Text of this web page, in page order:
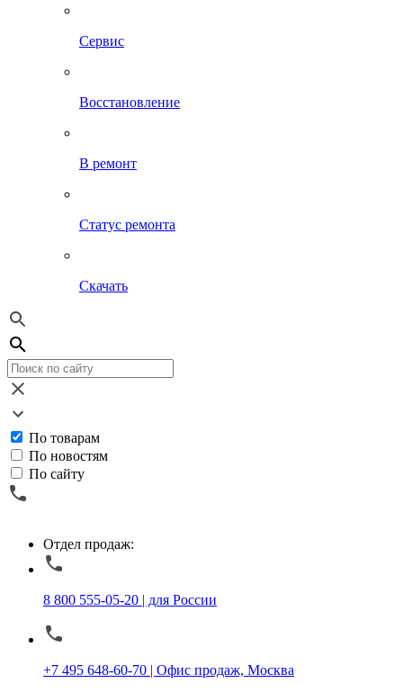
Сервис
Восстановление
В ремонт
Статус ремонта
Скачать
По товарам
По новостям
По сайту
Отдел продаж:
8 800 555-05-20 | для России
+7 495 648-60-70 | Офис продаж, Москва